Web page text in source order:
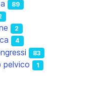
89
2
4
83
pelvico 1